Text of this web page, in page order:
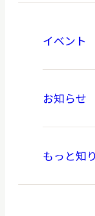
イベント
お知らせ
もっと知